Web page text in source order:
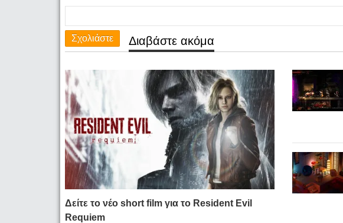
Σχολιάστε Διαβάστε ακόμα
Δείτε το νέο short film για το Resident Evil
Requiem